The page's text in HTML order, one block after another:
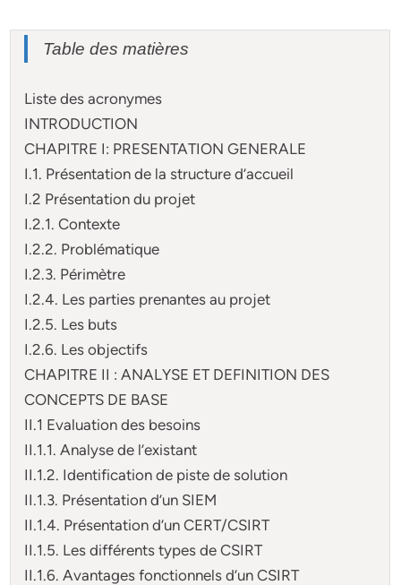
Table des matières
Liste des acronymes
INTRODUCTION
CHAPITRE I: PRESENTATION GENERALE
I.1. Présentation de la structure d’accueil
I.2 Présentation du projet
I.2.1. Contexte
I.2.2. Problématique
I.2.3. Périmètre
I.2.4. Les parties prenantes au projet
I.2.5. Les buts
I.2.6. Les objectifs
CHAPITRE II : ANALYSE ET DEFINITION DES
CONCEPTS DE BASE
II.1 Evaluation des besoins
II.1.1. Analyse de l’existant
II.1.2. Identification de piste de solution
II.1.3. Présentation d’un SIEM
II.1.4. Présentation d’un CERT/CSIRT
II.1.5. Les différents types de CSIRT
II.1.6. Avantages fonctionnels d’un CSIRT